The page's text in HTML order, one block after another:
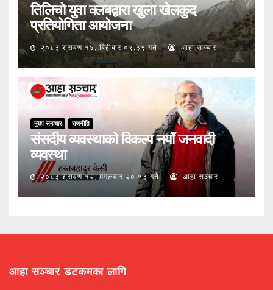
तिलिचो युवा क्लबद्वारा खुला खेलकुद
प्रतियोगिता आयोजना
२०८३ श्रावण १४, बिहीबार ०९:३९ गते आहा सञ्चार
मुख्य समाचार राजनीति
संसदीय व्यवस्थाको विकल्प नयाँ जनवादी
व्यवस्था
२०८३ श्रावण १२, मंगलवार २०:५३ गते आहा सञ्चार
आहा सञ्चार डटकमका लागि